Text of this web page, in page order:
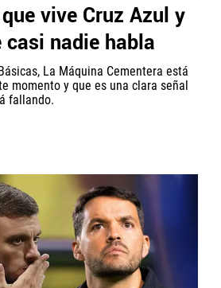
vive Cruz Azul y
casi nadie habla
La Máquina Cementera está
momento y que es una clara señal
fallando.